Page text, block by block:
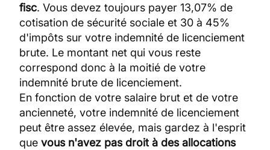
fisc. Vous devez toujours payer 13,07% de
cotisation de sécurité sociale et 30 à 45%
d'impôts sur votre indemnité de licenciement
brute. Le montant net qui vous reste
correspond donc à la moitié de votre
indemnité brute de licenciement.
En fonction de votre salaire brut et de votre
ancienneté, votre indemnité de licenciement
peut être assez élevée, mais gardez à l'esprit
que vous n'avez pas droit à des allocations